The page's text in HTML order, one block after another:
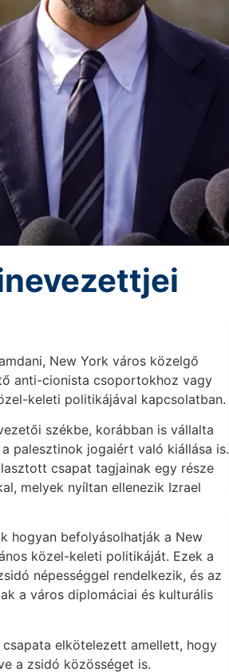
New York város közelgő
anti-cionista csoportokhoz vagy
keleti politikájával kapcsolatban.
székbe, korábban is vállalta
palesztinok jogaiért való kiállása is.
csapat tagjainak egy része
melyek nyíltan ellenezik Izrael
hogyan befolyásolhatják a New
közel-keleti politikáját. Ezek a
népességgel rendelkezik, és az
a város diplomáciai és kulturális
elkötelezett amellett, hogy
a zsidó közösséget is.